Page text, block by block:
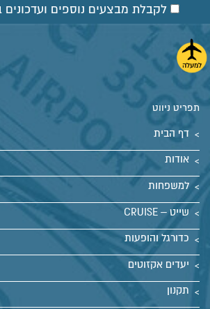
לקבלת מבצעים נוספים ועדכונים
תפריט ניווט
דף הבית
אודות
למשפחות
שייט – CRUISE
כדורגל והופעות
יעדים אקזוטים
תקנון